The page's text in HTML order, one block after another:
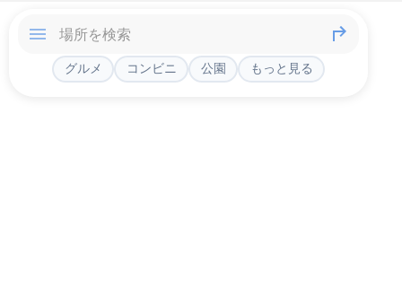
グルメ コンビニ 公園 もっと見る